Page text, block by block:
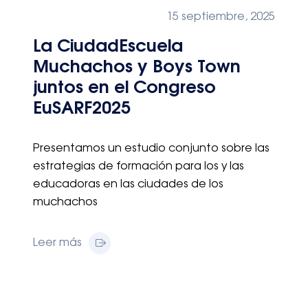
15 septiembre, 2025
La CiudadEscuela
Muchachos y Boys Town
juntos en el Congreso
EuSARF2025
Presentamos un estudio conjunto sobre las
estrategias de formación para los y las
educadoras en las ciudades de los
muchachos
Leer más